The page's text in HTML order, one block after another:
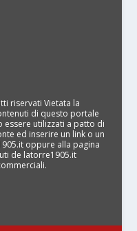
riservati Vietata la
di questo portale
essere utilizzati a patto di
ed inserire un link o un
oppure alla pagina
de latorre1905.it